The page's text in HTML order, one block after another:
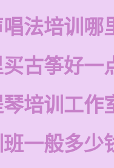
法培训哪
古筝好一
培训工作
一般多少